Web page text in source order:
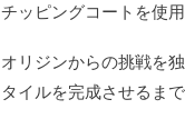
チッピングコートを使
オリジンからの挑戦を
タイルを完成させるま